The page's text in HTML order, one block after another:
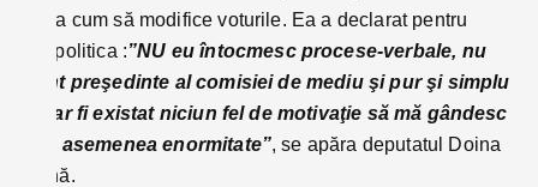
avea cum să modifice voturile. Ea a declarat pentru
Propolitica :”NU eu întocmesc procese-verbale, nu
sunt preşedinte al comisiei de mediu şi pur şi simplu
nu ar fi existat niciun fel de motivaţie să mă gândesc
la o asemenea enormitate”, se apăra deputatul Doina
Pană.